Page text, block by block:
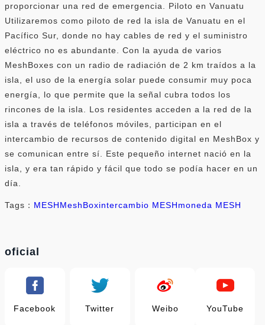
proporcionar una red de emergencia. Piloto en Vanuatu
Utilizaremos como piloto de red la isla de Vanuatu en el
Pacífico Sur, donde no hay cables de red y el suministro
eléctrico no es abundante. Con la ayuda de varios
MeshBoxes con un radio de radiación de 2 km traídos a la
isla, el uso de la energía solar puede consumir muy poca
energía, lo que permite que la señal cubra todos los
rincones de la isla. Los residentes acceden a la red de la
isla a través de teléfonos móviles, participan en el
intercambio de recursos de contenido digital en MeshBox y
se comunican entre sí. Este pequeño internet nació en la
isla, y era tan rápido y fácil que todo se podía hacer en un
día.
Tags： MESHMeshBoxintercambio MESHmoneda MESH
oficial
Facebook Twitter Weibo YouTube